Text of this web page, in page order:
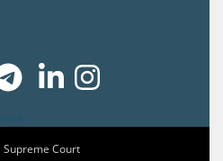
Supreme Court